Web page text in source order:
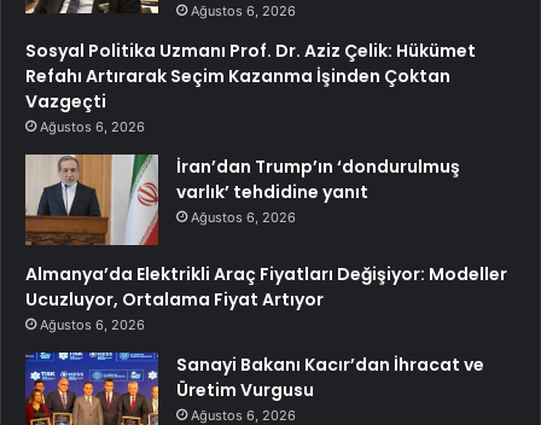
Ağustos 6, 2026
Sosyal Politika Uzmanı Prof. Dr. Aziz Çelik: Hükümet
Refahı Artırarak Seçim Kazanma İşinden Çoktan
Vazgeçti
Ağustos 6, 2026
İran’dan Trump’ın ‘dondurulmuş
varlık’ tehdidine yanıt
Ağustos 6, 2026
Almanya’da Elektrikli Araç Fiyatları Değişiyor: Modeller
Ucuzluyor, Ortalama Fiyat Artıyor
Ağustos 6, 2026
Sanayi Bakanı Kacır’dan İhracat ve
Üretim Vurgusu
Ağustos 6, 2026